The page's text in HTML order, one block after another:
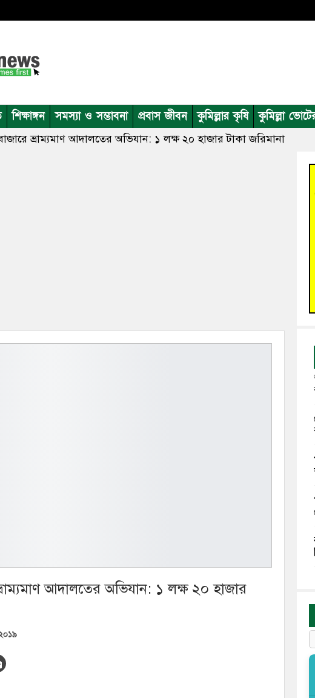
শিক্ষাঙ্গন সমস্যা ও সম্ভাবনা প্রবাস জীবন কুমিল্লার কৃষি কুমিল্লা
ভ্রাম্যমাণ আদালতের অভিযান: ১ লক্ষ ২০ হাজার টাকা জরিমানা
আদালতের অভিযান: ১ লক্ষ ২০ হাজার